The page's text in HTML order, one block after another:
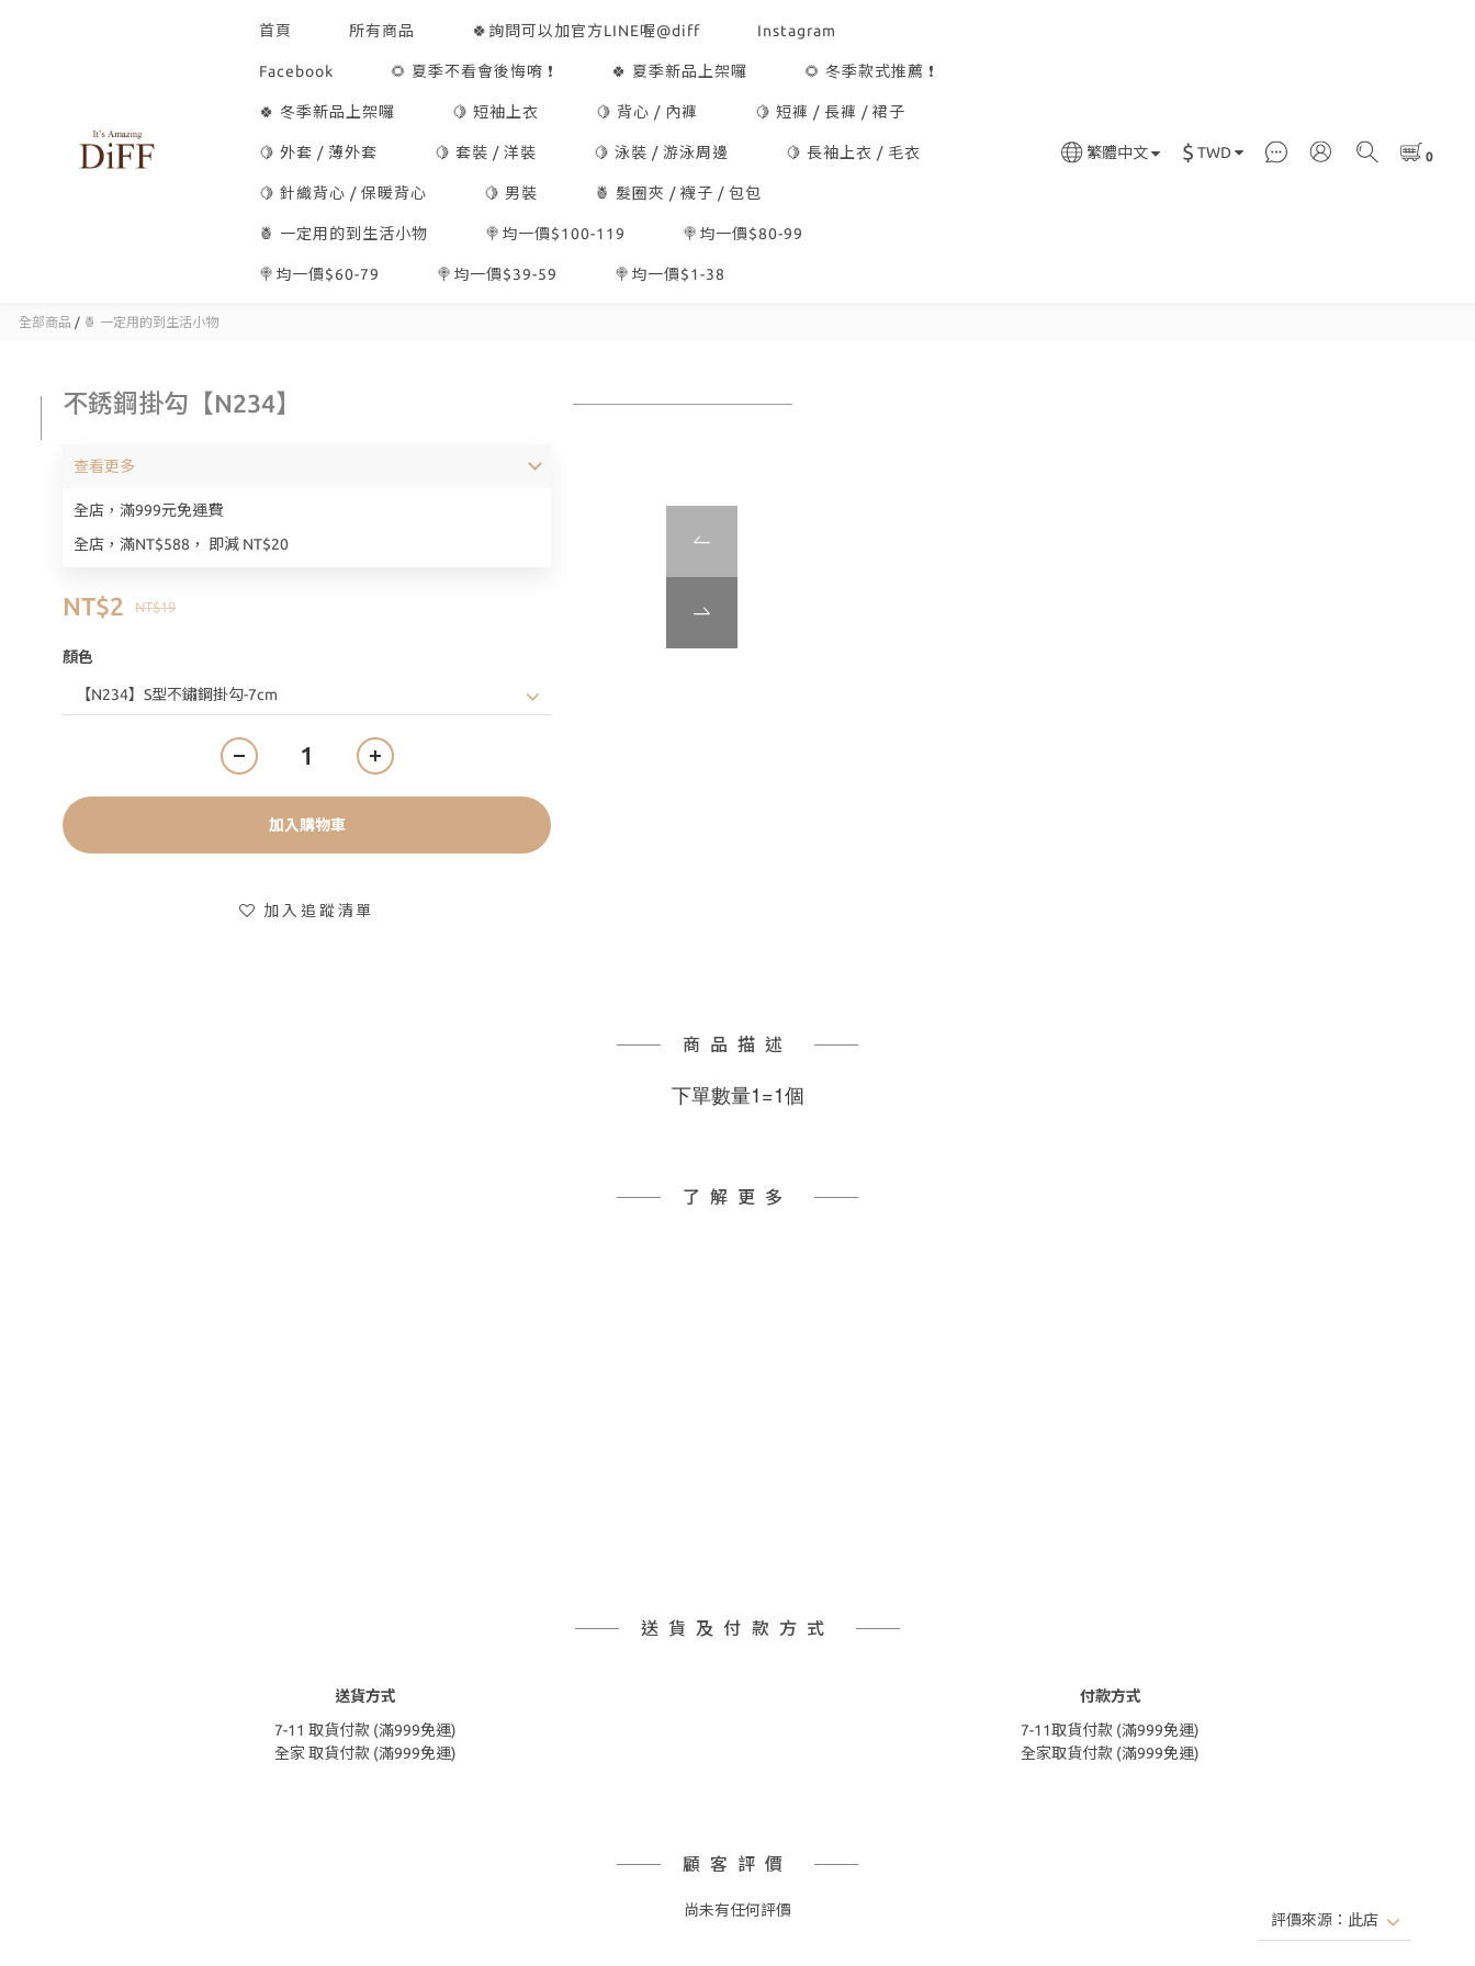
首頁 所有商品 🍀詢問可以加官方LINE喔@diff Instagram
Facebook 🌻 夏季不看會後悔唷 ❗ 🍀 夏季新品上架囉 🌻 冬季款式推薦 ❗
🍀 冬季新品上架囉 🍋 短袖上衣 🍋 背心 / 內褲 🍋 短褲 / 長褲 / 裙子
🍋 外套 / 薄外套 🍋 套裝 / 洋裝 🍋 泳裝 / 游泳周邊 🍋 長袖上衣 / 毛衣
🍋 針織背心 / 保暖背心 🍋 男裝 🍍 髮圈夾 / 襪子 / 包包
🍍 一定用的到生活小物 🍭均一價$100-119 🍭均一價$80-99
🍭均一價$60-79 🍭均一價$39-59 🍭均一價$1-38
繁體中文 $ TWD
全部商品 / 🍍 一定用的到生活小物
不銹鋼掛勾【N234】
全店，滿999元免運費
全店，滿NT$588， 即減 NT$20
查看更多
NT$19
NT$2
顏色
加入購物車
加入追蹤清單
商品描述
下單數量1=1個
了解更多
送貨及付款方式
送貨方式
7-11 取貨付款 (滿999免運)
全家 取貨付款 (滿999免運)
付款方式
7-11取貨付款 (滿999免運)
全家取貨付款 (滿999免運)
顧客評價
尚未有任何評價